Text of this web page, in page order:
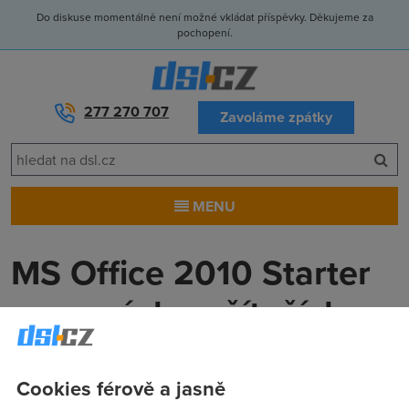
Do diskuse momentálně není možné vkládat příspěvky. Děkujeme za
pochopení.
277 270 707 Zavoláme zpátky
MENU
MS Office 2010 Starter
na nových počítačích za
40 Kč
Cookies férově a jasně